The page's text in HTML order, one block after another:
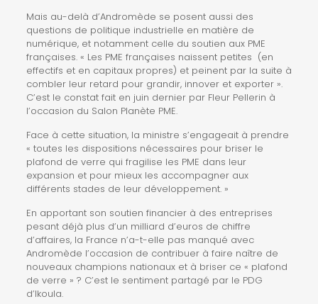
Mais au-delà d’Andromède se posent aussi des
questions de politique industrielle en matière de
numérique, et notamment celle du soutien aux PME
françaises. « Les PME françaises naissent petites (en
effectifs et en capitaux propres) et peinent par la suite à
combler leur retard pour grandir, innover et exporter ».
C’est le constat fait en juin dernier par Fleur Pellerin à
l’occasion du Salon Planète PME.
Face à cette situation, la ministre s’engageait à prendre
« toutes les dispositions nécessaires pour briser le
plafond de verre qui fragilise les PME dans leur
expansion et pour mieux les accompagner aux
différents stades de leur développement. »
En apportant son soutien financier à des entreprises
pesant déjà plus d’un milliard d’euros de chiffre
d’affaires, la France n’a-t-elle pas manqué avec
Andromède l’occasion de contribuer à faire naître de
nouveaux champions nationaux et à briser ce « plafond
de verre » ? C’est le sentiment partagé par le PDG
d’Ikoula.